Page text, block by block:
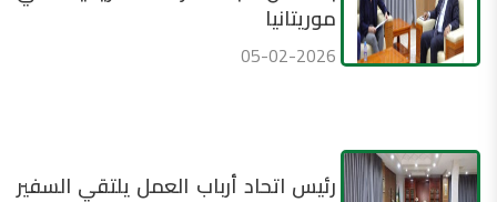
موريتانيا
05-02-2026
رئيس اتحاد أرباب العمل يلتقي السفير